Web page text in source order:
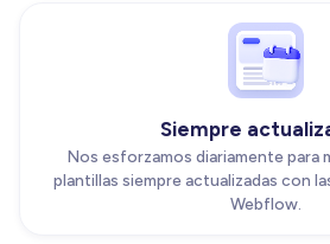
Siempre
Nos esforzamos diariamente para
plantillas siempre actualizadas con
Webflow.